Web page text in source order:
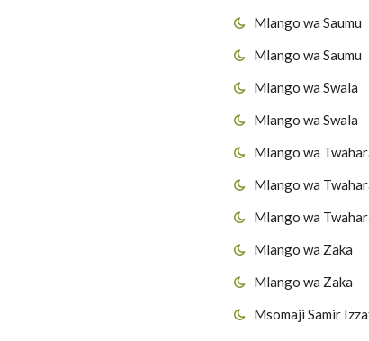
Mlango wa Saumu
Mlango wa Saumu
Mlango wa Swala
Mlango wa Swala
Mlango wa
Mlango wa
Mlango wa
Mlango wa Zaka
Mlango wa Zaka
Msomaji Samir